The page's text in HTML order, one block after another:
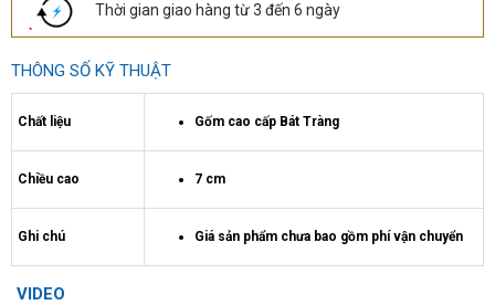
Thời gian giao hàng từ 3 đến 6 ngày
THÔNG SỐ KỸ THUẬT
Chất liệu Gốm cao cấp Bát Tràng
Chiều cao 7 cm
Ghi chú Giá sản phẩm chưa bao gồm phí vận chuyển
VIDEO